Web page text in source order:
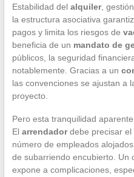
Estabilidad del alquiler,
la estructura asociativa
pagos y limita los riesgos de
beneficia de un mandato de
públicos, la seguridad
notablemente. Gracias a un
las convenciones se ajustan a
proyecto.
Pero esta tranquilidad
El arrendadordebe precisar el
número de empleados
de subarriendo encubierto. Un
expone a complicaciones,